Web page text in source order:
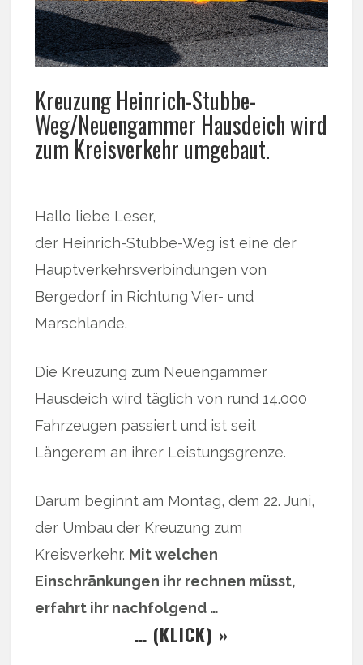
Kreuzung Heinrich-Stubbe-
Weg/Neuengammer Hausdeich wird
zum Kreisverkehr umgebaut.
Hallo liebe Leser,
der Heinrich-Stubbe-Weg ist eine der
Hauptverkehrsverbindungen von
Bergedorf in Richtung Vier- und
Marschlande.
Die Kreuzung zum Neuengammer
Hausdeich wird täglich von rund 14.000
Fahrzeugen passiert und ist seit
Längerem an ihrer Leistungsgrenze.
Darum beginnt am Montag, dem 22. Juni,
der Umbau der Kreuzung zum
Kreisverkehr. Mit welchen
Einschränkungen ihr rechnen müsst,
erfahrt ihr nachfolgend …
… (KLICK) »